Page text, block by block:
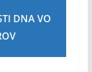
DNA VO